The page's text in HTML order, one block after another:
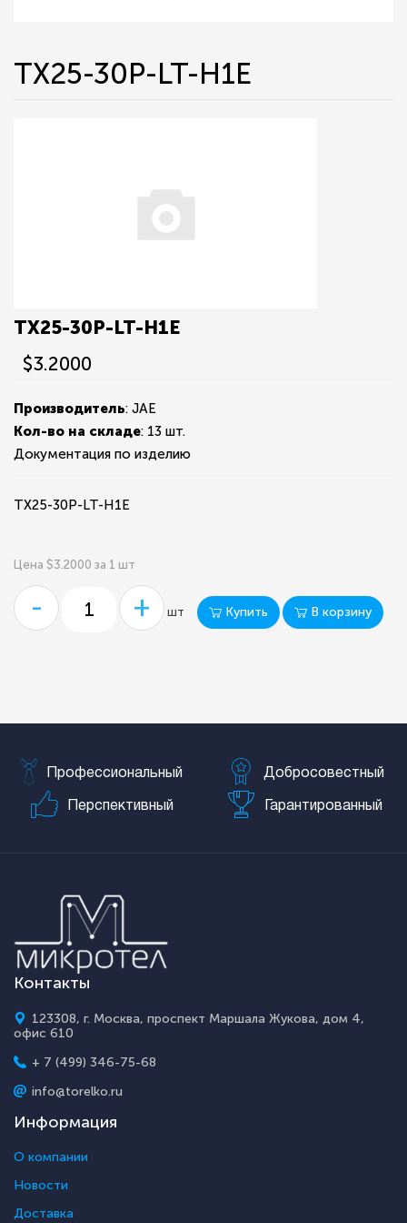
TX25-30P-LT-H1E
TX25-30P-LT-H1E
$3.2000
Производитель: JAE
Кол-во на складе: 13 шт.
Документация по изделию
TX25-30P-LT-H1E
Цена $3.2000 за 1 шт
- + шт Купить В корзину
Профессиональный Добросовестный
Перспективный Гарантированный
Контакты
123308, г. Москва, проспект Маршала Жукова, дом 4,
офис 610
+ 7 (499) 346-75-68
info@torelko.ru
Информация
О компании
Новости
Доставка